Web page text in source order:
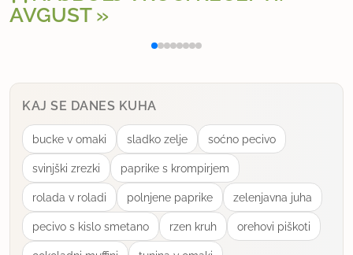
AVGUST
Polnjena paprika na klasičen način
KAJ SE DANES KUHA
bucke v omaki sladko zelje soćno pecivo
svinjški zrezki paprike s krompirjem
rolada v roladi polnjene paprike zelenjavna juha
pecivo s kislo smetano rzen kruh orehovi piškoti